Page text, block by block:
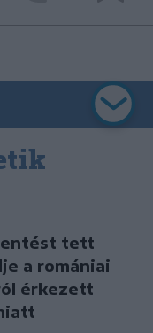
tett
a romániai
érkezett